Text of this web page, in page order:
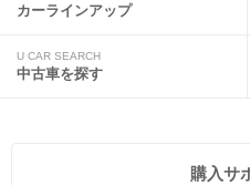
カーラインアップ
U CAR SEARCH
中古車を探す
購入サ